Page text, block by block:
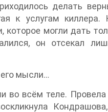
делать
к услугам
которое могли дать
он отсекал
мысли…
во всём теле.